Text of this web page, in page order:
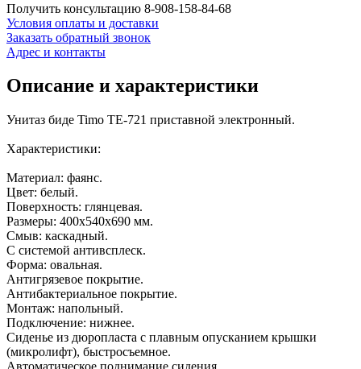
Получить консультацию 8-908-158-84-68
Условия оплаты и доставки
Заказать обратный звонок
Адрес и контакты
Описание и характеристики
Унитаз биде Timo TE-721 приставной электронный.
Характеристики:
Материал: фаянс.
Цвет: белый.
Поверхность: глянцевая.
Размеры: 400х540х690 мм.
Смыв: каскадный.
С системой антивсплеск.
Форма: овальная.
Антигрязевое покрытие.
Антибактериальное покрытие.
Монтаж: напольный.
Подключение: нижнее.
Сиденье из дюропласта с плавным опусканием крышки
(микролифт), быстросъемное.